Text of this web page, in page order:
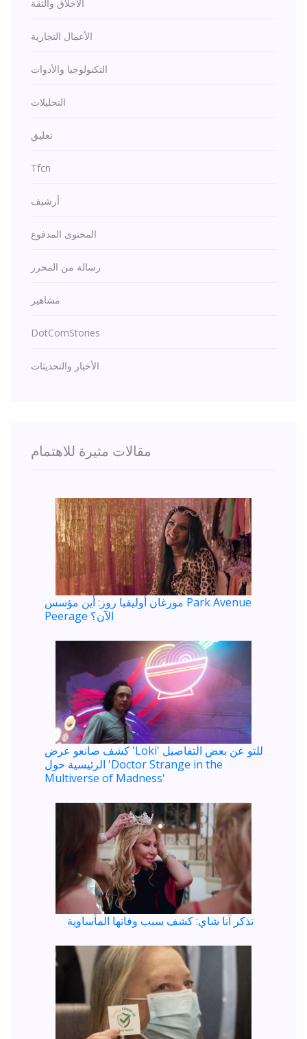
الأخلاق والثقة
الأعمال التجارية
التكنولوجيا والأدوات
التحليلات
تعليق
Tfcn
أرشيف
المحتوى المدفوع
رسالة من المحرر
مشاهير
DotComStories
الأخبار والتحديثات
مقالات مثيرة للاهتمام
مورغان أوليفيا روز: أين مؤسس Park Avenue
Peerage الآن؟
كشف صانعو عرض 'Loki' للتو عن بعض التفاصيل
الرئيسية حول 'Doctor Strange in the
Multiverse of Madness'
تذكر آنا شاي: كشف سبب وفاتها المأساوية